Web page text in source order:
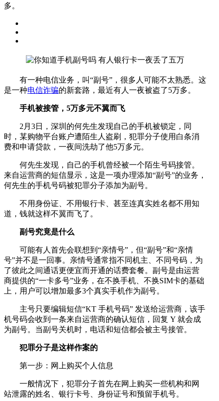
多。
有一种电信业务，叫“副号”，很多人可能不太熟悉。这
是一种电信诈骗的新套路，最近有人一夜被盗了5万多。
手机被接管，5万多元不翼而飞
2月3日，深圳的何先生发现自己的手机被锁定，同
时，某购物平台账户遭陌生人盗刷，犯罪分子使用白条消
费和申请贷款，一夜间洗劫了他5万多元。
何先生发现，自己的手机曾经被一个陌生号码接管。
来自运营商的短信显示，这是一项办理添加“副号”的业务，
何先生的手机号码被犯罪分子添加为副号。
不用身份证、不用银行卡、甚至连真实姓名都不用知
道，钱就这样不翼而飞了。
副号究竟是什么
可能有人首先会联想到“亲情号”，但“副号”和“亲情
号”并不是一回事。亲情号通常指不同机主、不同号码，为
了彼此之间通话更便宜而开通的话费套餐。副号是由运营
商提供的“一卡多号”业务，在不换手机、不换SIM卡的基础
上，用户可以增加最多3个真实手机作为副号。
主号只要编辑短信“KT 手机号码” 发送给运营商，该手
机号码会收到一条来自运营商的确认短信，回复 Y 就会成
为副号。当副号关机时，电话和短信都会被主号接管。
犯罪分子是这样作案的
第一步：网上购买个人信息
一般情况下，犯罪分子首先在网上购买一些机构和网
站泄露的姓名、银行卡号、身份证号和预留手机号。